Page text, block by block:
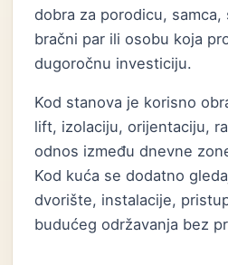
dobra za porodicu,
bračni par ili osobu koja
dugoročnu investiciju.
Kod stanova je korisno
lift, izolaciju, orijentaciju,
odnos između dnevne
Kod kuća se dodatno
dvorište, instalacije,
budućeg održavanja bez